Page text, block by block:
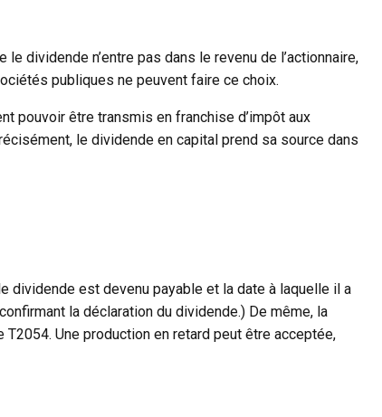
dividende n’entre pas dans le revenu de l’actionnaire,
publiques ne peuvent faire ce choix.
pouvoir être transmis en franchise d’impôt aux
le dividende en capital prend sa source dans
dividende est devenu payable et la date à laquelle il a
la déclaration du dividende.) De même, la
Une production en retard peut être acceptée,